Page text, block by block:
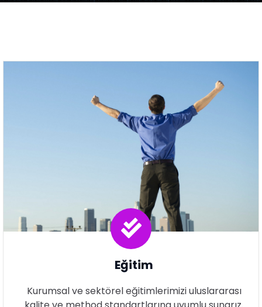
Eğitim
Kurumsal ve sektörel eğitimlerimizi uluslararası